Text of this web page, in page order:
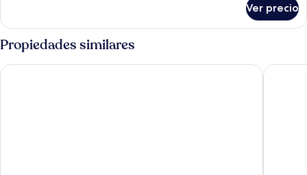
Family
Ver precio
Propiedades similares
Viceroy Kopaonik Serbia Grey